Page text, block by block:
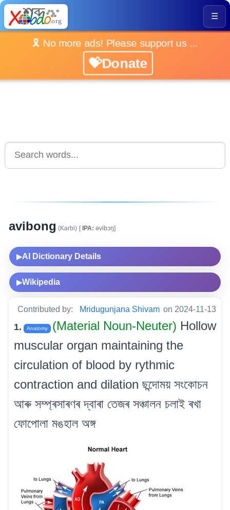
☰
🎗️ No more ads! Please support us ...
💝Donate
avibong (Karbi) [IPA: əvibɔŋ]
▶AI Dictionary Details
▶Wikipedia
Contributed by: Mridugunjana Shivam on 2024-11-13
1. Anatomy (Material Noun-Neuter) Hollow
muscular organ maintaining the
circulation of blood by rythmic
contraction and dilation ছন্দোময় সংকোচন
আৰু সম্প্ৰসাৰণৰ দ্বাৰা তেজৰ সঞ্চালন চলাই ৰখা
ফোপোলা মঙহাল অঙ্গ